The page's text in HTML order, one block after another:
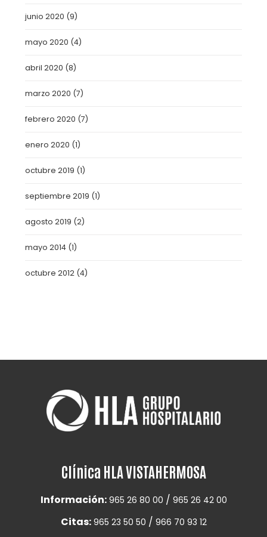
junio 2020 (9)
mayo 2020 (4)
abril 2020 (8)
marzo 2020 (7)
febrero 2020 (7)
enero 2020 (1)
octubre 2019 (1)
septiembre 2019 (1)
agosto 2019 (2)
mayo 2014 (1)
octubre 2012 (4)
Clínica HLA VISTAHERMOSA
Información: 965 26 80 00 / 965 26 42 00
Citas: 965 23 50 50 / 966 70 93 12